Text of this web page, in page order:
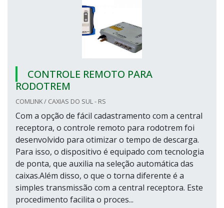
CONTROLE REMOTO PARA
RODOTREM
COMLINK / CAXIAS DO SUL - RS
Com a opção de fácil cadastramento com a central
receptora, o controle remoto para rodotrem foi
desenvolvido para otimizar o tempo de descarga.
Para isso, o dispositivo é equipado com tecnologia
de ponta, que auxilia na seleção automática das
caixas.Além disso, o que o torna diferente é a
simples transmissão com a central receptora. Este
procedimento facilita o proces...